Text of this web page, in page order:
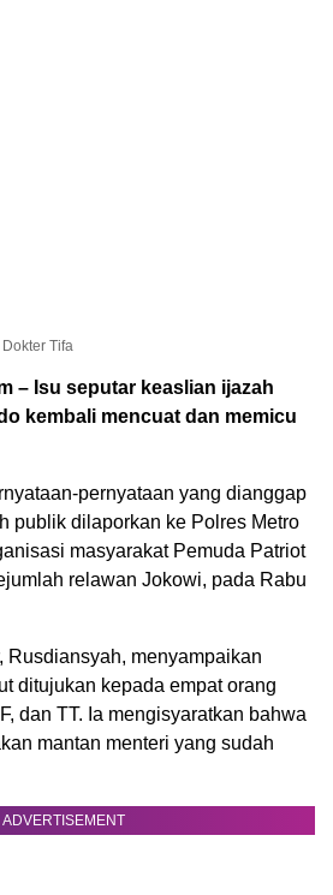
Tifa
– Isu seputar keaslian ijazah
kembali mencuat dan memicu
pernyataan yang dianggap
publik dilaporkan ke Polres Metro
masyarakat Pemuda Patriot
relawan Jokowi, pada Rabu
Rusdiansyah, menyampaikan
ditujukan kepada empat orang
dan TT. Ia mengisyaratkan bahwa
mantan menteri yang sudah
ADVERTISEMENT